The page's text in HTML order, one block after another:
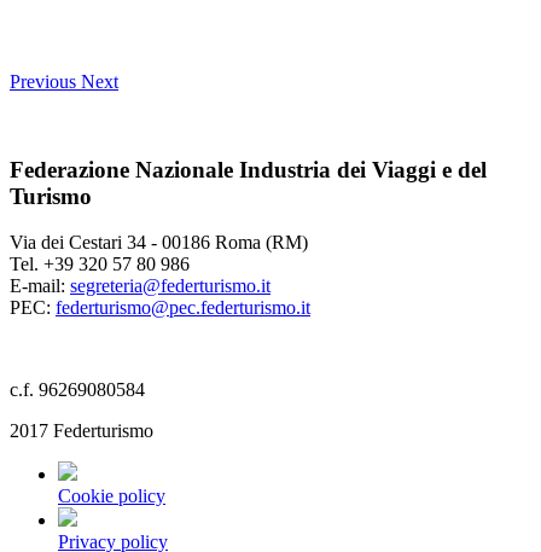
Previous Next
Federazione Nazionale Industria dei Viaggi e del
Turismo
Via dei Cestari 34 - 00186 Roma (RM)
Tel. +39 320 57 80 986
E-mail: segreteria@federturismo.it
PEC: federturismo@pec.federturismo.it
c.f. 96269080584
2017 Federturismo
Cookie policy
Privacy policy